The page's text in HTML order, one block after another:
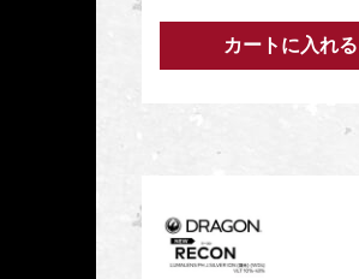
カートに入れる